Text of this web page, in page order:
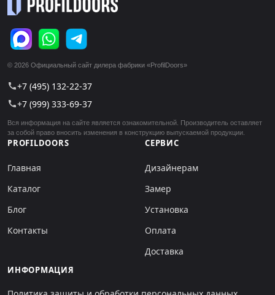
© 2026 Официальный сайт дилера фабрики «ProfilDoors»
call+7 (495) 132-22-37
call+7 (999) 333-69-37
Вся информация на сайте является ознакомительной. Производитель оставляет
за собой право вносить изменения в конструкцию выпускаемой продукции.
PROFILDOORS
Главная
Каталог
Блог
Контакты
СЕРВИС
Дизайнерам
Замер
Установка
Оплата
Доставка
ИНФОРМАЦИЯ